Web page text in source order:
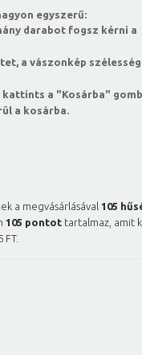
egyszerű:
darabot fogsz kérni a
a vászonkép
a "Kosárba"
a kosárba.
a megvásárlásával 105
105 pontot tartalmaz, amit
FT.